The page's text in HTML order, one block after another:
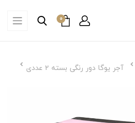
0
آجر یوگا دور رنگی بسته 2 عددی